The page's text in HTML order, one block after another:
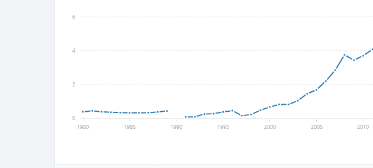
1980 1985 1990 1995 2000 2005 2010
0
2
4
6